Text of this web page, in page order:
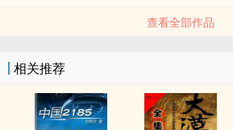
查看全部作品
相关推荐